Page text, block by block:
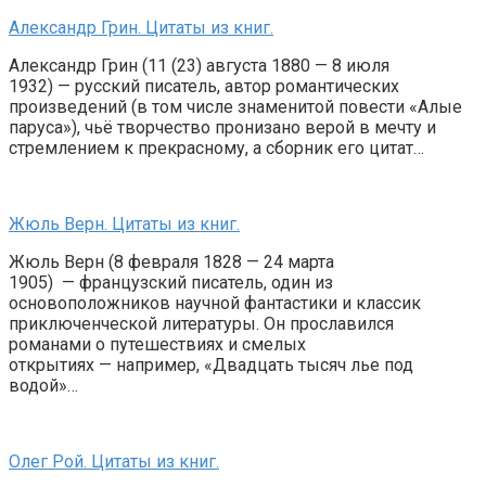
Александр Грин. Цитаты из книг.
Александр Грин (11 (23) августа 1880 — 8 июля
1932) — русский писатель, автор романтических
произведений (в том числе знаменитой повести «Алые
паруса»), чьё творчество пронизано верой в мечту и
стремлением к прекрасному, а сборник его цитат…
Жюль Верн. Цитаты из книг.
Жюль Верн (8 февраля 1828 — 24 марта
1905) — французский писатель, один из
основоположников научной фантастики и классик
приключенческой литературы. Он прославился
романами о путешествиях и смелых
открытиях — например, «Двадцать тысяч лье под
водой»…
Олег Рой. Цитаты из книг.